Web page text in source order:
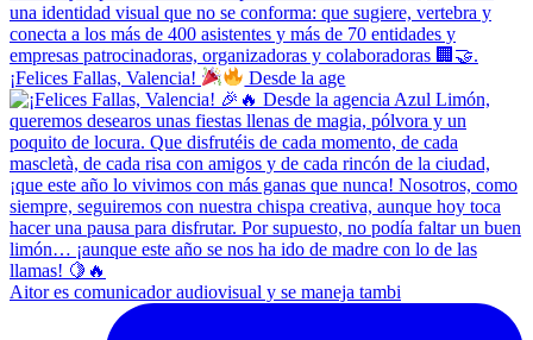
¡Felices Fallas, Valencia! Desde la age
Aitor es comunicador audiovisual y se maneja tambi